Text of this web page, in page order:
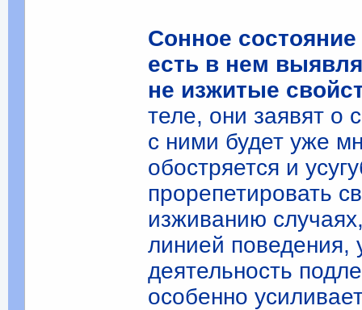
Сонное
есть в нем
не изжитые
теле, они заявят о
с ними будет уже
обостряется и
прорепетировать
изживанию
линией поведения,
деятельность
особенно